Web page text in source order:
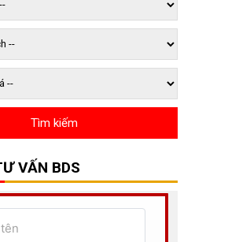
VẤN BDS